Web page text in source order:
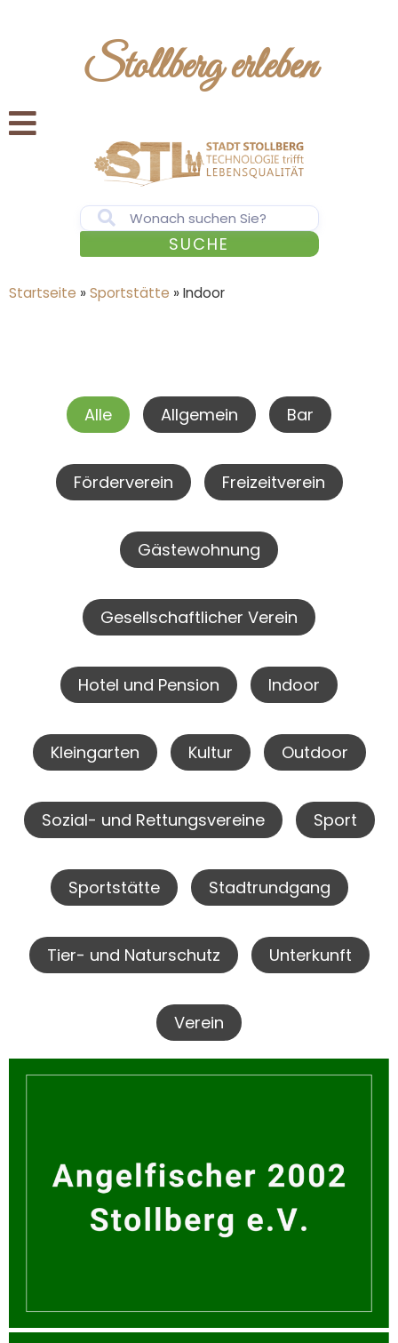
Stollberg erleben
SUCHE
Startseite »Sportstätte »Indoor
Alle Allgemein Bar
Förderverein Freizeitverein
Gästewohnung
Gesellschaftlicher Verein
Hotel und Pension Indoor
Kleingarten Kultur Outdoor
Sozial- und Rettungsvereine Sport
Sportstätte Stadtrundgang
Tier- und Naturschutz Unterkunft
Verein